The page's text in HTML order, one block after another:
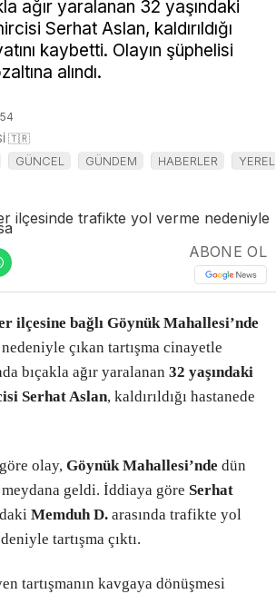
ağır yaralanan 32 yaşındaki
Serhat Aslan, kaldırıldığı
kaybetti. Olayın şüphelisi
alındı.
🇹🇷
GÜNCEL GÜNDEM HABERLER
YEREL
ABONE OL
ilçesine bağlı Göynük Mahallesi’nde
çıkan tartışma cinayetle
bıçakla ağır yaralanan 32 yaşındaki
Serhat Aslan, kaldırıldığı hastanede
olay, Göynük Mahallesi’nde dün
geldi. İddiaya göre Serhat
Memduh D. arasında trafikte yol
tartışma çıktı.
tartışmanın kavgaya dönüşmesi